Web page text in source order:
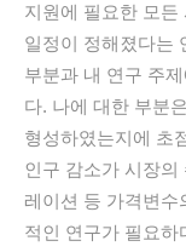
지원에 필요한 모든
일정이 정해졌다는
부분과 내 연구 주
다. 나에 대한 부분
형성하였는지에 초
인구 감소가 시장의
레이션 등 가격변
적인 연구가 필요하